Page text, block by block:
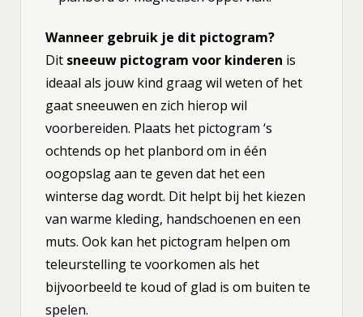
Wanneer gebruik je dit pictogram?
Dit sneeuw pictogram voor kinderen is
ideaal als jouw kind graag wil weten of het
gaat sneeuwen en zich hierop wil
voorbereiden. Plaats het pictogram ‘s
ochtends op het planbord om in één
oogopslag aan te geven dat het een
winterse dag wordt. Dit helpt bij het kiezen
van warme kleding, handschoenen en een
muts. Ook kan het pictogram helpen om
teleurstelling te voorkomen als het
bijvoorbeeld te koud of glad is om buiten te
spelen.